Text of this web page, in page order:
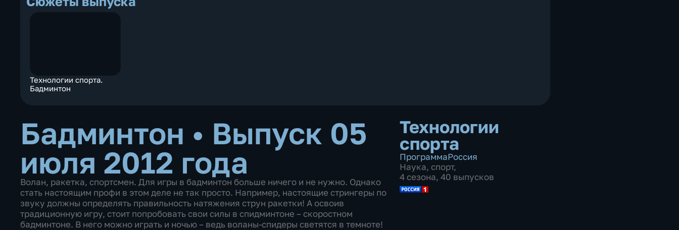
Технологии спорта.
Бадминтон
Бадминтон • Выпуск 05
июля 2012 года
Волан, ракетка, спортсмен. Для игры в бадминтон больше ничего и не нужно. Однако
стать настоящим профи в этом деле не так просто. Например, настоящие стрингеры по
звуку должны определять правильность натяжения струн ракетки! А освоив
традиционную игру, стоит попробовать свои силы в спидминтоне – скоростном
бадминтоне. В него можно играть и ночью – ведь воланы-спидеры светятся в темноте!
Технологии
спорта
ПрограммаРоссия
Наука, спорт,
4 сезона, 40 выпусков